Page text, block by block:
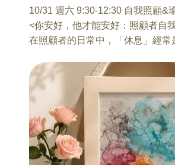
1、生育考量背後的價值觀與期待
2、婚前溝通與共識
3、生育準備與生育因應
7/31 只要婚、不要生，不行嗎？
曾麗心 臨床心理師
隨著當代婚育觀點改變，愈來愈多
結婚與生育，兩者一定要「綁定」
為了愛，可以步入婚姻，但，生兒
來更多責任和義務，還有難以迴避
課，而是一個能讓你卸下「完美父
新自我充電的溫暖團隊。
【課程資訊】
上課時間：10/17（六）9:30-
午休)共上課6小時
授課講師：張宇傑 諮商心理師
適合對象：家有國小至大學生的家
課程人數：8人~20人上限 (滿8人開
10/31 週六 9:30-12:30 自我照顧&
<你安好，他才能安好：照顧者自
在照顧者的日常中，「休息」經常
這場工作坊，想陪你一起「停下來
透過理解神經系統如何回應壓力，
與修復瑜伽的深度練習，我們將一
鬆開長期累積的緊繃，並讓神經系
來。
這堂課不需要任何瑜伽經驗，也不
動作。